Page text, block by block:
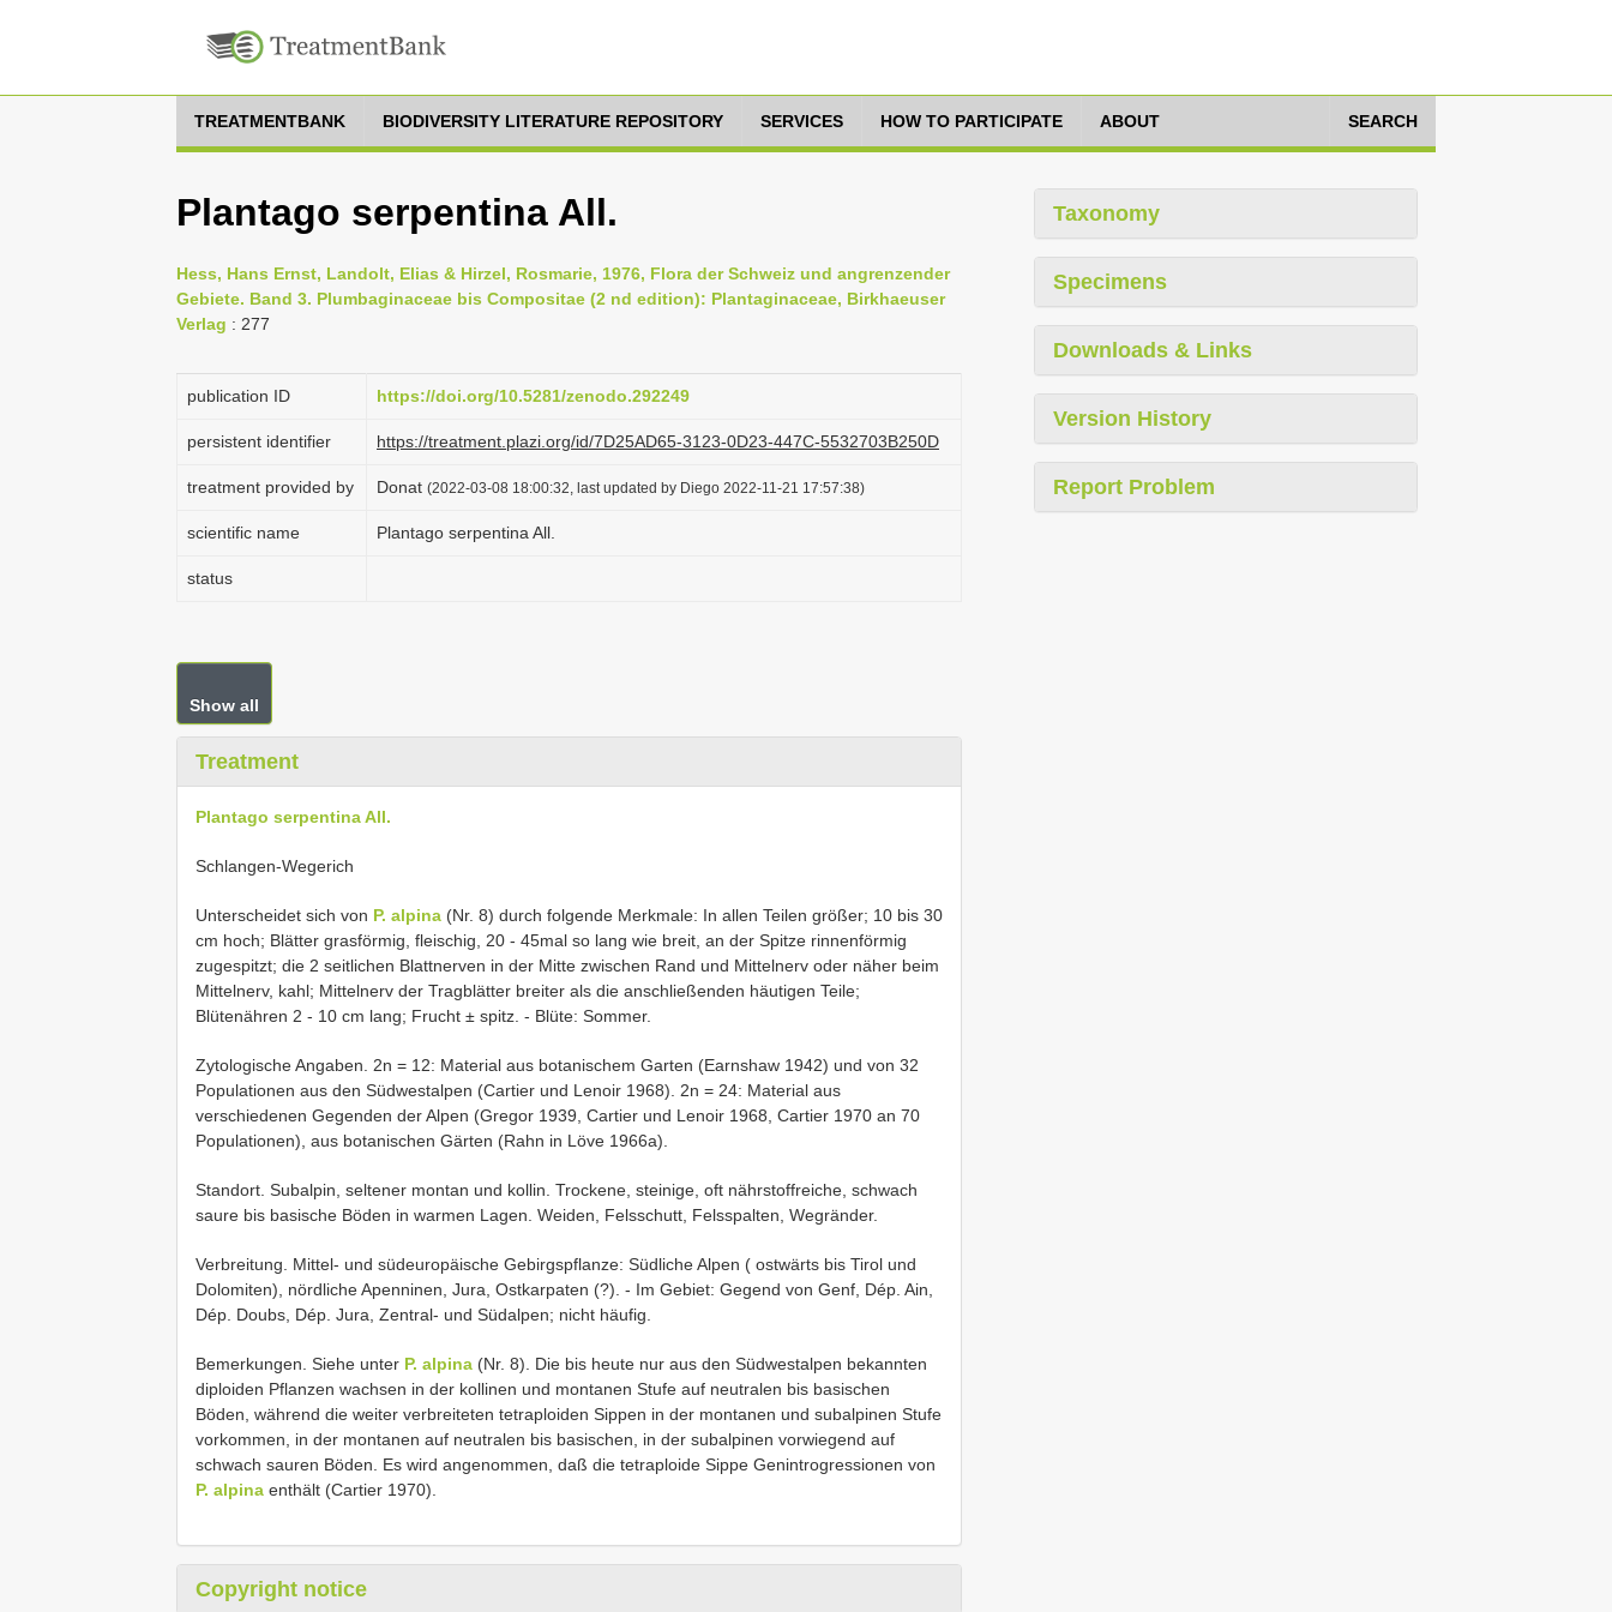
TREATMENTBANK BIODIVERSITY LITERATURE REPOSITORY SERVICES HOW TO PARTICIPATE ABOUT SEARCH
Plantago serpentina All.
Hess, Hans Ernst, Landolt, Elias & Hirzel, Rosmarie, 1976, Flora der Schweiz und angrenzender
Gebiete. Band 3. Plumbaginaceae bis Compositae (2 nd edition): Plantaginaceae, Birkhaeuser
Verlag : 277
publication ID https://doi.org/10.5281/zenodo.292249
persistent identifier https://treatment.plazi.org/id/7D25AD65-3123-0D23-447C-5532703B250D
treatment provided by Donat (2022-03-08 18:00:32, last updated by Diego 2022-11-21 17:57:38)
scientific name Plantago serpentina All.
status
Show all
Treatment
Plantago serpentina All.
Schlangen-Wegerich
Unterscheidet sich von P. alpina (Nr. 8) durch folgende Merkmale: In allen Teilen größer; 10 bis 30
cm hoch; Blätter grasförmig, fleischig, 20 - 45mal so lang wie breit, an der Spitze rinnenförmig
zugespitzt; die 2 seitlichen Blattnerven in der Mitte zwischen Rand und Mittelnerv oder näher beim
Mittelnerv, kahl; Mittelnerv der Tragblätter breiter als die anschließenden häutigen Teile;
Blütenähren 2 - 10 cm lang; Frucht ± spitz. - Blüte: Sommer.
Zytologische Angaben. 2n = 12: Material aus botanischem Garten (Earnshaw 1942) und von 32
Populationen aus den Südwestalpen (Cartier und Lenoir 1968). 2n = 24: Material aus
verschiedenen Gegenden der Alpen (Gregor 1939, Cartier und Lenoir 1968, Cartier 1970 an 70
Populationen), aus botanischen Gärten (Rahn in Löve 1966a).
Standort. Subalpin, seltener montan und kollin. Trockene, steinige, oft nährstoffreiche, schwach
saure bis basische Böden in warmen Lagen. Weiden, Felsschutt, Felsspalten, Wegränder.
Verbreitung. Mittel- und südeuropäische Gebirgspflanze: Südliche Alpen ( ostwärts bis Tirol und
Dolomiten), nördliche Apenninen, Jura, Ostkarpaten (?). - Im Gebiet: Gegend von Genf, Dép. Ain,
Dép. Doubs, Dép. Jura, Zentral- und Südalpen; nicht häufig.
Bemerkungen. Siehe unter P. alpina (Nr. 8). Die bis heute nur aus den Südwestalpen bekannten
diploiden Pflanzen wachsen in der kollinen und montanen Stufe auf neutralen bis basischen
Böden, während die weiter verbreiteten tetraploiden Sippen in der montanen und subalpinen Stufe
vorkommen, in der montanen auf neutralen bis basischen, in der subalpinen vorwiegend auf
schwach sauren Böden. Es wird angenommen, daß die tetraploide Sippe Genintrogressionen von
P. alpina enthält (Cartier 1970).
Copyright notice
Taxonomy
Specimens
Downloads & Links
Version History
Report Problem